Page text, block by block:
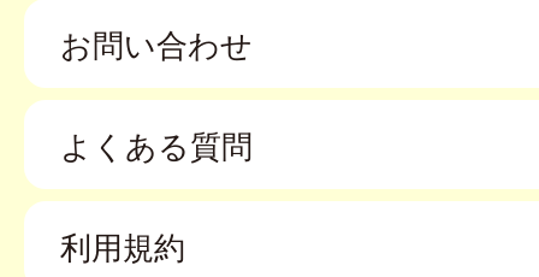
お問い合わせ
よくある質問
利用規約